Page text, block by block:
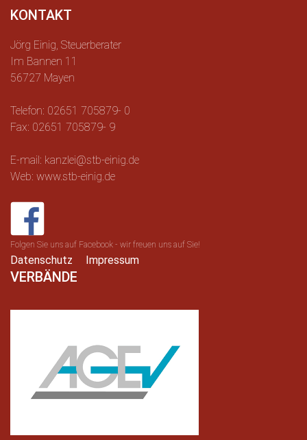
KONTAKT
Jörg Einig, Steuerberater
Im Bannen 11
56727 Mayen
Telefon: 02651 705879- 0
Fax: 02651 705879- 9
E-mail: kanzlei@stb-einig.de
Web: www.stb-einig.de
Folgen Sie uns auf Facebook - wir freuen uns auf Sie!
Datenschutz Impressum
VERBÄNDE